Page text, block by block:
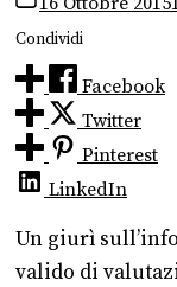
Condividi
Facebook
Twitter
Pinterest
LinkedIn
Un giurì
valido di